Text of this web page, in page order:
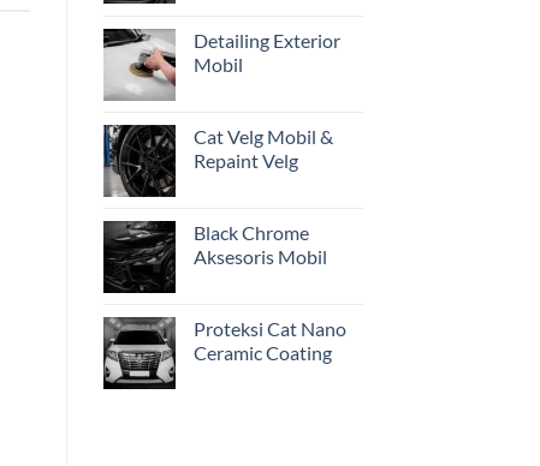
dari
Detailing Exterior
Mobil
Cat Velg Mobil &
Repaint Velg
Black Chrome
Aksesoris Mobil
Proteksi Cat Nano
Ceramic Coating